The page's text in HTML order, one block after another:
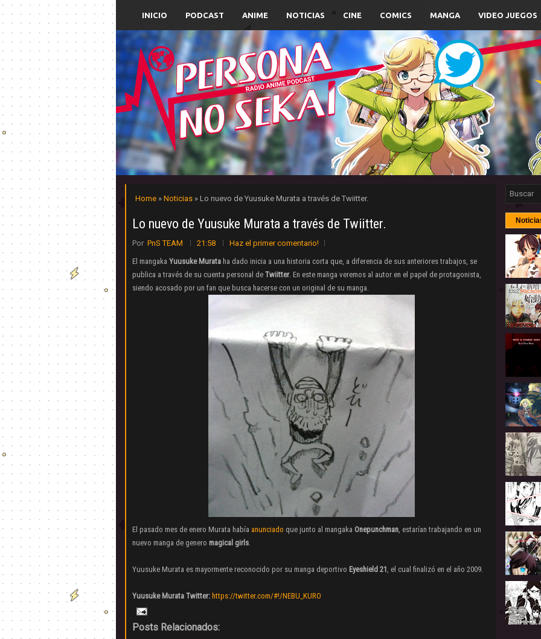
INICIO PODCAST ANIME NOTICIAS CINE COMICS MANGA VIDEO JUEGOS
Home » Noticias » Lo nuevo de Yuusuke Murata a través de Twiitter.
Lo nuevo de Yuusuke Murata a través de Twiitter.
Por PnS TEAM 21:58
Haz el primer comentario!
El mangaka Yuusuke Murata ha dado inicia a una historia corta que, a diferencia de sus anteriores trabajos, se
publica a través de su cuenta personal de Twiitter. En este manga veremos al autor en el papel de protagonista,
siendo acosado por un fan que busca hacerse con un original de su manga.
El pasado mes de enero Murata había anunciado que junto al mangaka Onepunchman, estarían trabajando en un
nuevo manga de genero magical girls.
Yuusuke Murata es mayormente reconocido por su manga deportivo Eyeshield 21, el cual finalizó en el año 2009.
Yuusuke Murata Twitter: https://twitter.com/#!/NEBU_KURO
Posts Relacionados: